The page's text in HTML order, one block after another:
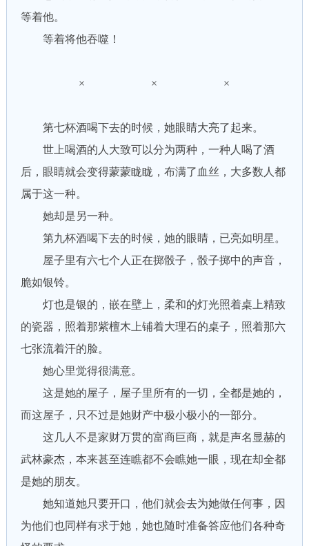
等着他。
等着将他吞噬！
× × ×
第七杯酒喝下去的时候，她眼睛大亮了起来。
世上喝酒的人大致可以分为两种，一种人喝了酒
后，眼睛就会变得蒙蒙眬眬，布满了血丝，大多数人都
属于这一种。
她却是另一种。
第九杯酒喝下去的时候，她的眼睛，已亮如明星。
屋子里有六七个人正在掷骰子，骰子掷中的声音，
脆如银铃。
灯也是银的，嵌在壁上，柔和的灯光照着桌上精致
的瓷器，照着那紫檀木上铺着大理石的桌子，照着那六
七张流着汗的脸。
她心里觉得很满意。
这是她的屋子，屋子里所有的一切，全都是她的，
而这屋子，只不过是她财产中极小极小的一部分。
这几人不是家财万贯的富商巨商，就是声名显赫的
武林豪杰，本来甚至连瞧都不会瞧她一眼，现在却全都
是她的朋友。
她知道她只要开口，他们就会去为她做任何事，因
为他们也同样有求于她，她也随时准备答应他们各种奇